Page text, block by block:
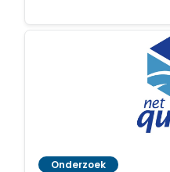
Onderzoek